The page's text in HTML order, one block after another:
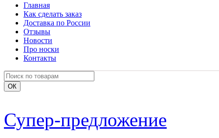
Главная
Как сделать заказ
Доставка по России
Отзывы
Новости
Про носки
Контакты
Супер-предложение